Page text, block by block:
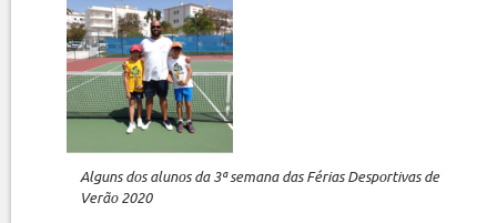
Alguns dos alunos da 3ª semana das Férias Desportivas de
Verão 2020